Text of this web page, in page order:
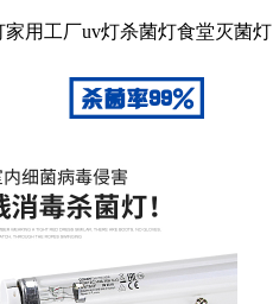
用工厂uv灯杀菌灯食堂灭菌灯